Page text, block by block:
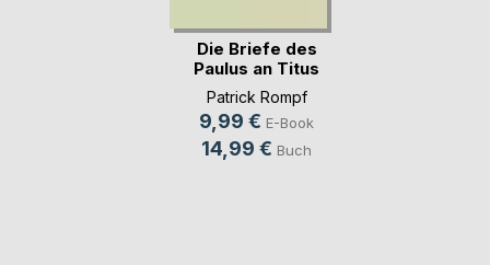
Die Briefe des
Paulus an Titus
und(...)
Patrick Rompf
9,99 € E-Book
14,99 € Buch